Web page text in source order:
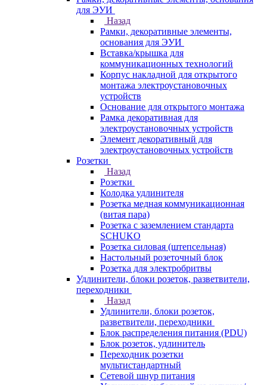
для ЭУИ
Назад
Рамки, декоративные элементы,
основания для ЭУИ
Вставка/крышка для
коммуникационных технологий
Корпус накладной для открытого
монтажа электроустановочных
устройств
Основание для открытого монтажа
Рамка декоративная для
электроустановочных устройств
Элемент декоративный для
электроустановочных устройств
Розетки
Назад
Розетки
Колодка удлинителя
Розетка медная коммуникационная
(витая пара)
Розетка с заземлением стандарта
SCHUKO
Розетка силовая (штепсельная)
Настольный розеточный блок
Розетка для электробритвы
Удлинители, блоки розеток, разветвители,
переходники
Назад
Удлинители, блоки розеток,
разветвители, переходники
Блок распределения питания (PDU)
Блок розеток, удлинитель
Переходник розетки
мультистандартный
Сетевой шнур питания